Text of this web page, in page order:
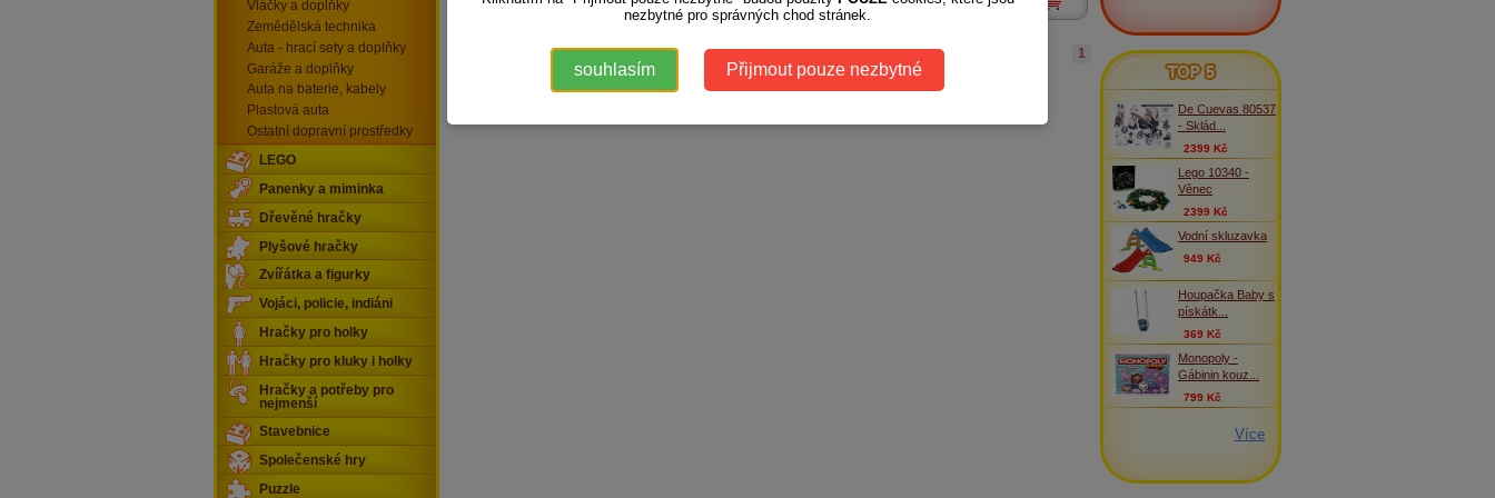
detail ks detail ks detail ks
Celkem produktů: 6 1
Vláčky a doplňky
Zemědělská technika
Auta - hrací sety a doplňky
Garáže a doplňky
Auta na baterie, kabely
Plastová auta
Ostatní dopravní prostředky
LEGO
Panenky a miminka
Dřevěné hračky
Plyšové hračky
Zvířátka a figurky
Vojáci, policie, indiáni
Hračky pro holky
Hračky pro kluky i holky
Hračky a potřeby pro
nejmenší
Stavebnice
Společenské hry
Puzzle
TOP 5
De Cuevas 80537
- Sklád...
2399 Kč
Lego 10340 -
Věnec
2399 Kč
Vodní skluzavka
949 Kč
Houpačka Baby s
pískátk...
369 Kč
Monopoly -
Gábinin kouz...
799 Kč
Více
nezbytné pro správných chod stránek.
souhlasím Přijmout pouze nezbytné